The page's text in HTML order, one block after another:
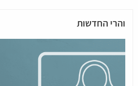
והרי החדשות